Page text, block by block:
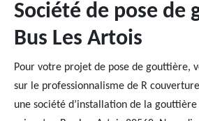
Société de pose de
Bus Les Artois
Pour votre projet de pose de gouttière,
sur le professionnalisme de R
une société d’installation de la gouttière